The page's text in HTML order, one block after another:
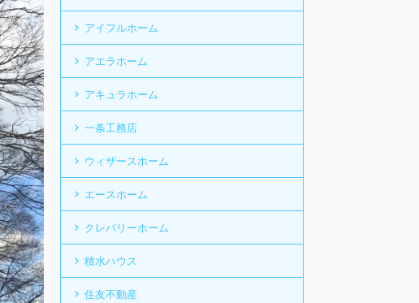
アイフルホーム
アエラホーム
アキュラホーム
一条工務店
ウィザースホーム
エースホーム
クレバリーホーム
積水ハウス
住友不動産